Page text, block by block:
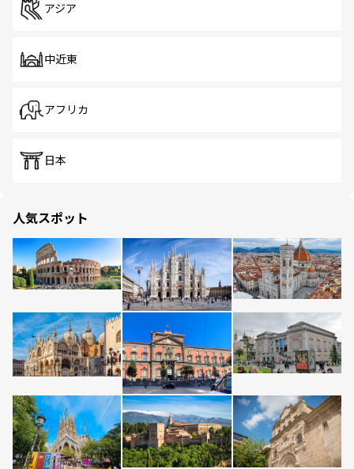
アジア
中近東
アフリカ
日本
人気スポット